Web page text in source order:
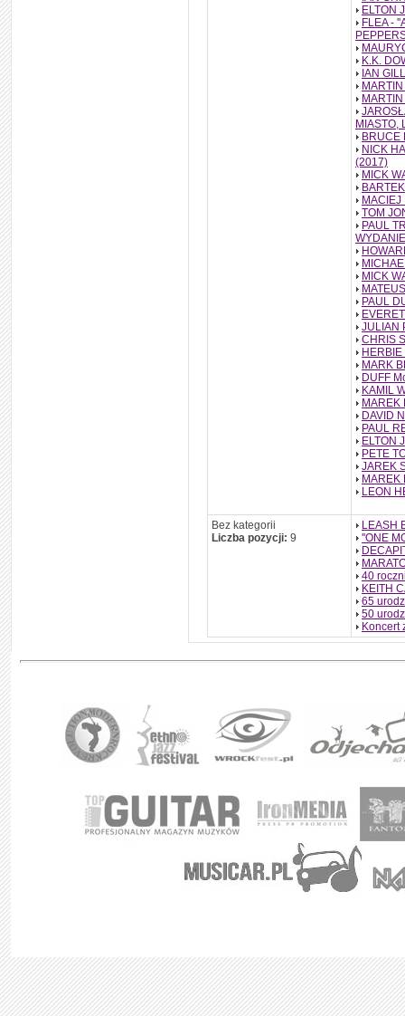
ELTON
FLEA -
K.K.
IAN
MIASTO,
BRUCE
NICK
(2017)
MICK
MACIEJ
TOM
PAUL
MICK
PAUL
JULIAN
CHRIS
MARK
DUFF
KAMIL
MAREK
DAVID
PAUL
ELTON
PETE
JAREK
MAREK
LEON
Bez kategorii
Liczba pozycji: 9
LEASH
''ONE
40
KEITH
65
50
Koncert